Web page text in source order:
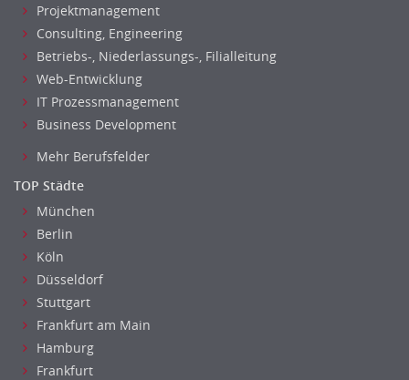
Medizintechnik
Optiker, Akustiker
Brandschutz
Prozessmanagement
Qualitätsmanagement
Technischer Systemplaner, Bauzeichner
Veranstaltungstechnik
Verfahrenstechnik
Vertriebsingenieur
Wirtschaftsingenieur
Technisches Gebäudemanagement (TGM)
Anwendungsadministration
Consulting, Engineering
Data Warehouse, Business Intelligence
Projektmanagement
Consulting, Engineering
Betriebs-, Niederlassungs-, Filialleitung
Web-Entwicklung
IT Prozessmanagement
Business Development
Mehr Berufsfelder
TOP Städte
München
Berlin
Köln
Düsseldorf
Stuttgart
Frankfurt am Main
Hamburg
Frankfurt